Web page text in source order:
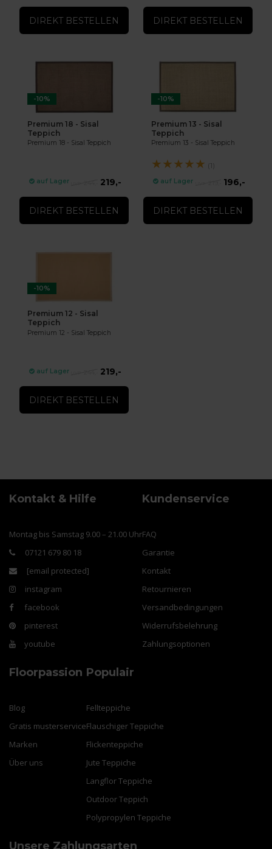
DIREKT BESTELLEN DIREKT BESTELLEN
-10%
Premium 18 - Sisal
Teppich
Premium 18 - Sisal Teppich
auf Lager 219,-
DIREKT BESTELLEN
-10%
Premium 13 - Sisal
Teppich
Premium 13 - Sisal Teppich
★★★★★ (1)
auf Lager 196,-
DIREKT BESTELLEN
-10%
Premium 12 - Sisal
Teppich
Premium 12 - Sisal Teppich
auf Lager 219,-
DIREKT BESTELLEN
Kontakt & Hilfe
Montag bis Samstag 9.00 – 21.00 Uhr
07121 679 80 18
[email protected]
instagram
facebook
pinterest
youtube
Kundenservice
FAQ
Garantie
Kontakt
Retournieren
Versandbedingungen
Widerrufsbelehrung
Zahlungsoptionen
Floorpassion
Blog
Gratis musterservice
Marken
Über uns
Populair
Fellteppiche
Flauschiger Teppiche
Flickenteppiche
Jute Teppiche
Langflor Teppiche
Outdoor Teppich
Polypropylen Teppiche
Unsere Zahlungsarten